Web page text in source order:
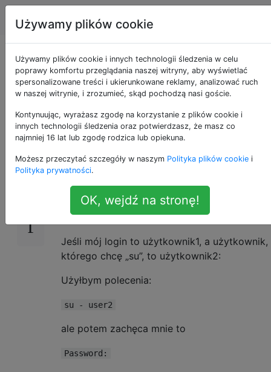
Apple Tagi
zezwól sudo innemu
użytkownikowi bez
hasła
46
Chcę mieć możliwość „su” do konkretnego
dowolnej komendy bez podania hasła.
Na przykład:
Jeśli mój login to użytkownik1, a użytkownik,
którego chcę „su”, to użytkownik2:
Użyłbym polecenia:
su - user2
ale potem zachęca mnie to
Password:
Używamy plików cookie
Używamy plików cookie i innych technologii śledzenia w celu
poprawy komfortu przeglądania naszej witryny, aby wyświetlać
spersonalizowane treści i ukierunkowane reklamy, analizować ruch
w naszej witrynie, i zrozumieć, skąd pochodzą nasi goście.
Kontynuując, wyrażasz zgodę na korzystanie z plików cookie i
innych technologii śledzenia oraz potwierdzasz, że masz co
najmniej 16 lat lub zgodę rodzica lub opiekuna.
Możesz przeczytać szczegóły w naszym Polityka plików cookie i
Polityka prywatności.
OK, wejdź na stronę!